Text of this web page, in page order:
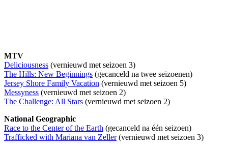
MTV
Deliciousness (vernieuwd met seizoen 3)
The Hills: New Beginnings (gecanceld na twee seizoenen)
Jersey Shore Family Vacation (vernieuwd met seizoen 5)
Messyness (vernieuwd met seizoen 2)
The Challenge: All Stars (vernieuwd met seizoen 2)
National Geographic
Race to the Center of the Earth (gecanceld na één seizoen)
Trafficked with Mariana van Zeller(vernieuwd met seizoen 3)